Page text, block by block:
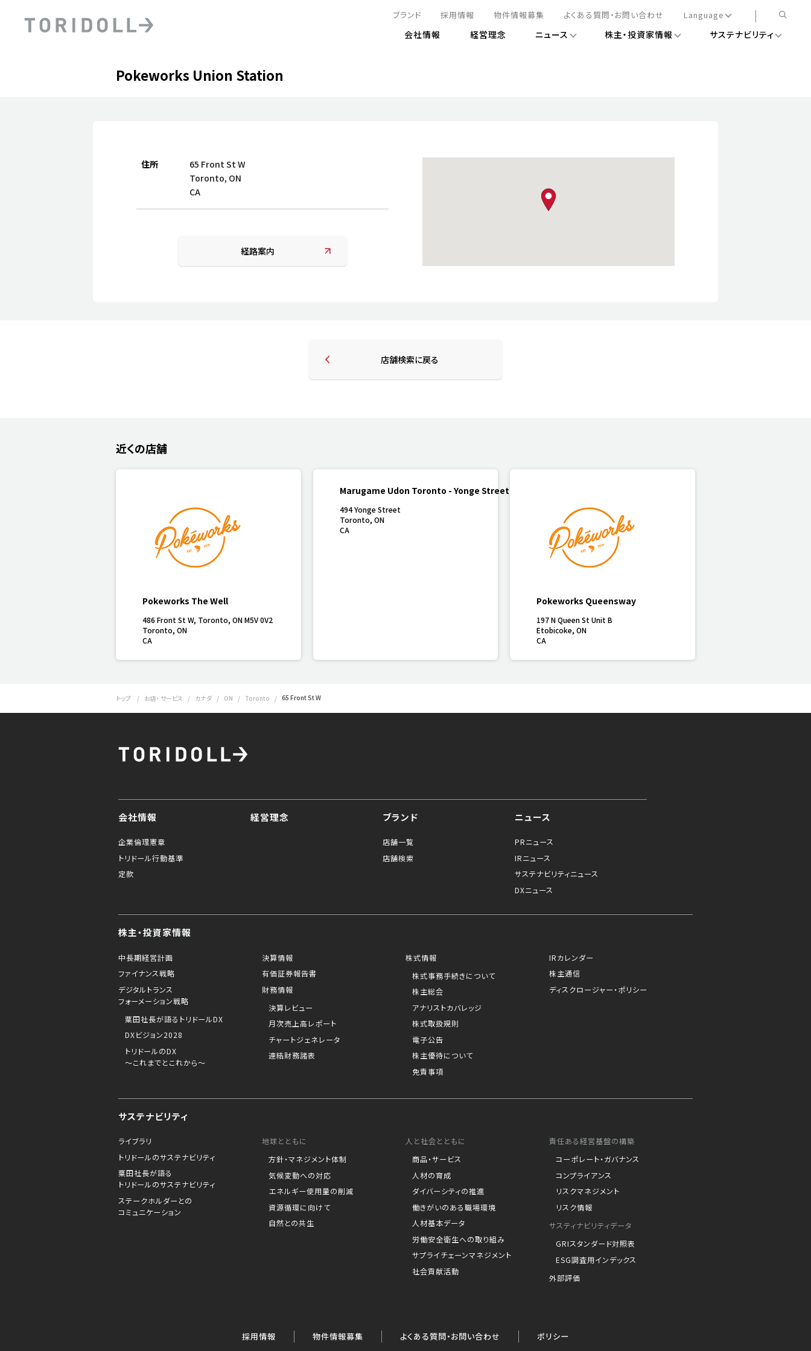
PRニュース
中長期経営計画
粟田社長が語るトリドールDX
DXビジョン2028
トリドールのDX ～これまでとこれから～
連結財務諸表
株式取扱規則
株主優待について
免責事項
ライブラリ
ステークホルダーとの
コミュニケーション
エネルギー使用量の削減
リスク情報
GRIスタンダード対照表
ブランド 採用情報 物件情報募集 よくある質問・お問い合わせ
Language
日本語
会社情報 経営理念 ニュース 株主・投資家情報 サステナビリティ
Pokeworks Union Station
住所
65 Front St W
Toronto, ON
CA
経路案内
map pin
店舗検索に戻る
近くの店舗
Pokeworks The Well
486 Front St W, Toronto, ON M5V 0V2
Toronto, ON
CA
Marugame Udon Toronto - Yonge Street
494 Yonge Street
Toronto, ON
CA
Pokeworks Queensway
197 N Queen St Unit B
Etobicoke, ON
CA
トップ お店・ サービス カナダ ON Toronto 65 Front St W
会社情報
企業倫理憲章
トリドール行動基準
定款
経営理念 ブランド
店舗一覧
店舗検索
ニュース
PRニュース
IRニュース
サステナビリティニュース
DXニュース
株主・投資家情報
中長期経営計画
ファイナンス戦略
デジタルトランス
フォーメーション戦略
粟田社長が語るトリドールDX
DXビジョン2028
トリドールのDX
～これまでとこれから～
決算情報
有価証券報告書
財務情報
決算レビュー
月次売上高レポート
チャートジェネレータ
連結財務諸表
株式情報
株式事務手続きについて
株主総会
アナリストカバレッジ
株式取扱規則
電子公告
株主優待について
免責事項
IRカレンダー
株主通信
ディスクロージャー・ポリシー
サステナビリティ
ライブラリ
トリドールのサステナビリティ
粟田社長が語る
トリドールのサステナビリティ
ステークホルダーとの
コミュニケーション
地球とともに
方針・マネジメント体制
気候変動への対応
エネルギー使用量の削減
資源循環に向けて
自然との共生
人と社会とともに
商品・サービス
人材の育成
ダイバーシティの推進
働きがいのある職場環境
人材基本データ
労働安全衛生への取り組み
サプライチェーンマネジメント
社会貢献活動
責任ある経営基盤の構築
コーポレート・ガバナンス
コンプライアンス
リスクマネジメント
リスク情報
サスティナビリティデータ
GRIスタンダード対照表
ESG調査用インデックス
外部評価
採用情報 物件情報募集 よくある質問・お問い合わせ ポリシー